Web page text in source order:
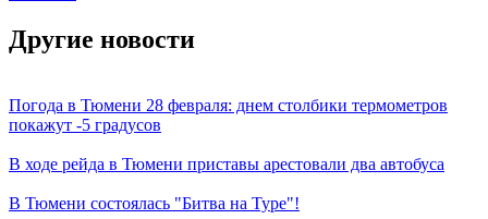
Другие новости
Погода в Тюмени 28 февраля: днем столбики термометров
покажут -5 градусов
В ходе рейда в Тюмени приставы арестовали два автобуса
В Тюмени состоялась "Битва на Туре"!